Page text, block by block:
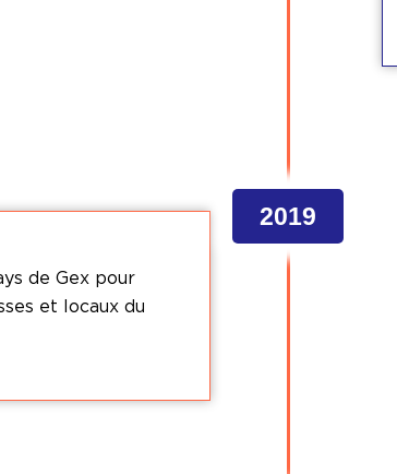
de Gex pour
et locaux du
2019